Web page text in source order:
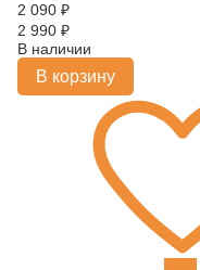
2 090 ₽
2 990 ₽
В наличии
В корзину